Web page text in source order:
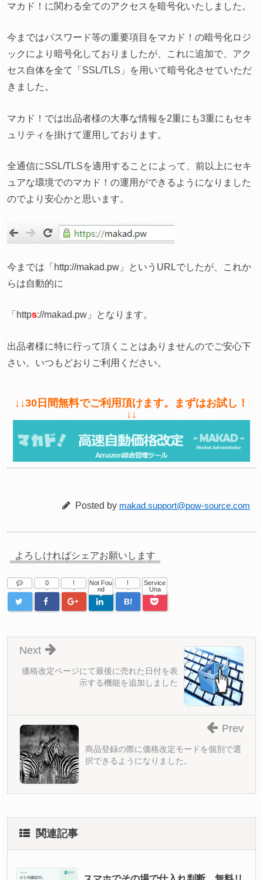
マカド！に関わる全てのアクセスを暗号化いたしました。
今まではパスワード等の重要項目をマカド！の暗号化ロジ
ックにより暗号化しておりましたが、これに追加で、アク
セス自体を全て「SSL/TLS」を用いて暗号化させていただ
きました。
マカド！では出品者様の大事な情報を2重にも3重にもセキ
ュリティを掛けて運用しております。
全通信にSSL/TLSを適用することによって、前以上にセキ
ュアな環境でのマカド！の運用ができるようになりました
のでより安心かと思います。
今までは「http://makad.pw」というURLでしたが、これか
らは自動的に
「https://makad.pw」となります。
出品者様に特に行って頂くことはありませんのでご安心下
さい。いつもどおりご利用ください。
↓↓30日間無料でご利用頂けます。まずはお試し！
↓↓
Posted by makad.support@pow-source.com
よろしければシェアお願いします
0 !
Not Fou
nd
B!
!
Service
Una
価格改定ページにて最後に売れた日付を表
示する機能を追加しました
Next
商品登録の際に価格改定モードを個別で選
択できるようになりました。
Prev
関連記事